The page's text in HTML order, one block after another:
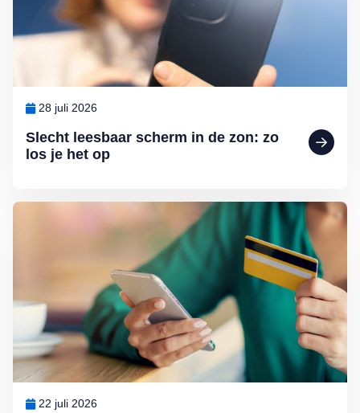
Slecht leesbaar scherm in de zon: zo
los je het op
28 juli 2026
22 juli 2026
Lees meer over Help, de bank-app werkt niet meer